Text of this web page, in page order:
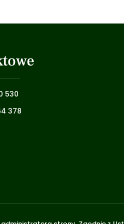
530
378